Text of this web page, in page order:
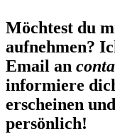
Möchtest du
aufnehmen?
Email an
informiere
erscheinen
persönlich!